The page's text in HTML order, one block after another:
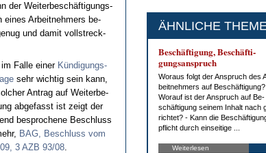
der Wei­ter­be­schäf­ti­gungs­
ei­nes Ar­beit­neh­mers be­
und da­mit voll­streck­
Fal­le ei­ner Kün­di­gungs­
sehr wich­tig sein kann,
An­trag auf Wei­ter­be­
ab­ge­fasst ist zeigt der
be­spro­che­ne Be­schluss
BAG, Be­schluss vom
3 AZB 93/08.
ÄHNLICHE
Be­schäf­ti­gung, Be­schäf­ti­
gungs­an­spruch
Wor­aus folgt der An­spruch des
beit­neh­mers auf
Wor­auf ist der An­spruch auf Be­
schäf­ti­gung sei­nem In­halt nach
rich­tet? - Kann die
pflicht durch ein­sei­ti­ge ...
Weiterlesen